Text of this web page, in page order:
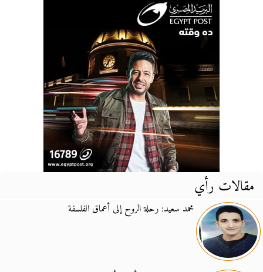
مقالات رأي
محمد سعيد: رحلة الروح إلى أعماق الفلسفة